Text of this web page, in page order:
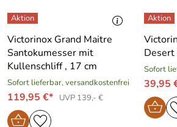
Victorinox Grand Maitre
Santokumesser mit
Kullenschliff , 17 cm
Sofort lieferbar, versandkostenfrei
119,95 €* UVP 139,- €
Desert
Sofort
39,95